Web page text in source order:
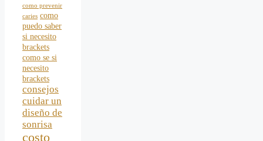
como prevenir
caries como
puedo saber
si necesito
brackets
como se si
necesito
brackets
consejos
cuidar un
diseño de
sonrisa
costo